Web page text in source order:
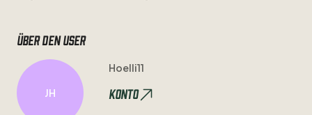
Über den user
JH
Hoelli11
Konto